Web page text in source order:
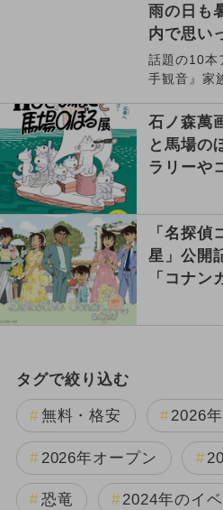
雨の日も
内で思い
話題の10本
手観音』家
石ノ森萬
と馬場の
ラリーや
「名探
星」公開
「コナン
タグで絞り込む
無料・格安 2026
2026年オープン
恐竜 2024年のイ